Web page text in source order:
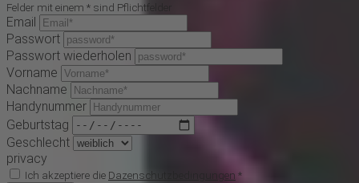
Felder mit einem * sind Pflichtfelder
Email
Passwort
Passwort wiederholen
Vorname
Nachname
Handynummer
Geburtstag
Geschlecht
privacy
Ich akzeptiere die Dazenschutzbedingungen *